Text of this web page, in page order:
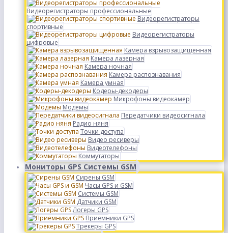
Видеорегистраторы профессиональные
Видеорегистраторы
спортивные
Видеорегистраторы
цифровые
Камера взрывозащищенная
Камера лазерная
Камера ночная
Камера распознавания
Камера умная
Кодеры-декодеры
Микрофоны видеокамер
Модемы
Передатчики видеосигнала
Радио няня
Точки доступа
Видео ресиверы
Видеотелефоны
Коммутаторы
Мониторы GPS Системы GSM
Сирены GSM
Часы GPS и GSM
Системы GSM
Датчики GSM
Логеры GPS
Приёмники GPS
Трекеры GPS